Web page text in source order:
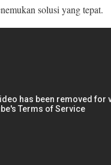
solusi yang tepat.